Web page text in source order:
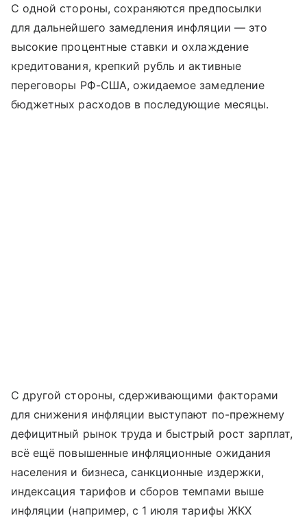
С одной стороны, сохраняются предпосылки
для дальнейшего замедления инфляции — это
высокие процентные ставки и охлаждение
кредитования, крепкий рубль и активные
переговоры РФ-США, ожидаемое замедление
бюджетных расходов в последующие месяцы.
С другой стороны, сдерживающими факторами
для снижения инфляции выступают по-прежнему
дефицитный рынок труда и быстрый рост зарплат,
всё ещё повышенные инфляционные ожидания
населения и бизнеса, санкционные издержки,
индексация тарифов и сборов темпами выше
инфляции (например, с 1 июля тарифы ЖКХ